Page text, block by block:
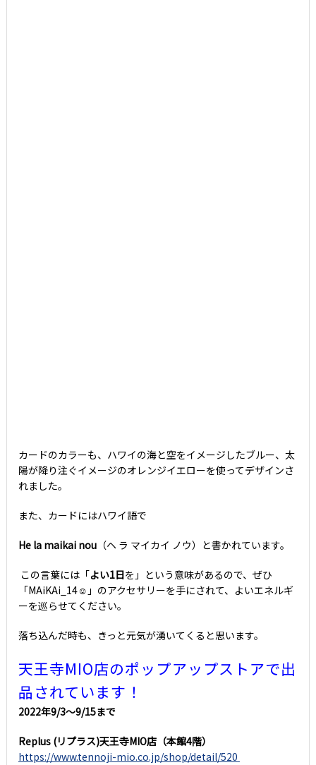
カードのカラーも、ハワイの海と空をイメージしたブルー、太
陽が降り注ぐイメージのオレンジイエローを使ってデザインさ
れました。
また、カードにはハワイ語で
He la maikai nou（ヘ ラ マイカイ ノウ）と書かれています。
この言葉には「よい1日を」という意味があるので、ぜひ
「MAiKAi_14☺」のアクセサリーを手にされて、よいエネルギ
ーを巡らせてください。
落ち込んだ時も、きっと元気が湧いてくると思います。
天王寺MIO店のポップアップストアで出
品されています！
2022年9/3～9/15まで
Replus (リプラス)天王寺MIO店（本館4階）
https://www.tennoji-mio.co.jp/shop/detail/520